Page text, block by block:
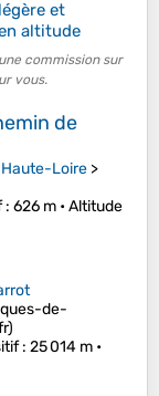
et
altitude
commission sur
vous.
de
Haute-Loire >
: 626 m •Altitude
de-
: 25 014 m •